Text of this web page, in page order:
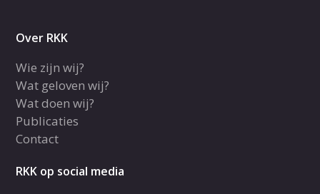
Over RKK
Wie zijn wij?
Wat geloven wij?
Wat doen wij?
Publicaties
Contact
RKK op social media